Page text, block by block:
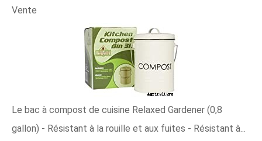
Vente
Le bac à compost de cuisine Relaxed Gardener (0,8
gallon) - Résistant à la rouille et aux fuites - Résistant à...